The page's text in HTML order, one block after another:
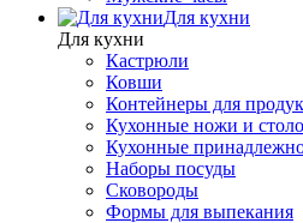
Для кухни
Для кухни
Кастрюли
Ковши
Контейнеры для
Кухонные ножи и
Кухонные
Наборы посуды
Сковороды
Формы для выпекания